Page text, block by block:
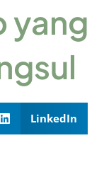
yang
LinkedIn